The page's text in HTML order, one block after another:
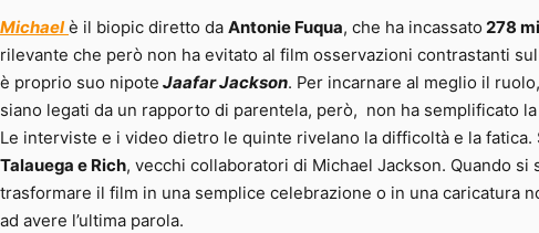
Michael è il biopic diretto da Antonie Fuqua, che ha incassato 278
rilevante che però non ha evitato al film osservazioni contrastanti
è proprio suo nipote Jaafar Jackson. Per incarnare al meglio il
siano legati da un rapporto di parentela, però, non ha semplificato
Le interviste e i video dietro le quinte rivelano la difficoltà e la
Talauega e Rich, vecchi collaboratori di Michael Jackson. Quando
trasformare il film in una semplice celebrazione o in una caricatura
ad avere l’ultima parola.